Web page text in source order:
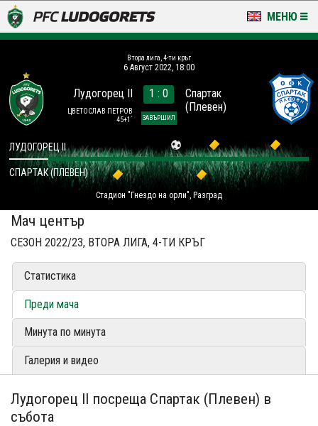
МЕНЮ
LUDOGORETS TV
НА ТЕРЕНА
СТАДИОН & БАЗИ
КЛУБ
ЗА ФЕНОВЕ
Втора лига, 4-ти кръг
6 Август 2022, 18:00
Лудогорец II
ЦВЕТОСЛАВ ПЕТРОВ
45+1´
1 : 0
ЗАВЪРШИЛ
Спартак
(Плевен)
Стадион "Гнездо на орли", Разград
ЛУДОГОРЕЦ II
СПАРТАК (ПЛЕВЕН)
Мач център
СЕЗОН 2022/23, ВТОРА ЛИГА, 4-ТИ КРЪГ
Статистика
Преди мача
Минута по минута
Галерия и видео
Лудогорец II посреща Спартак (Плевен) в
събота